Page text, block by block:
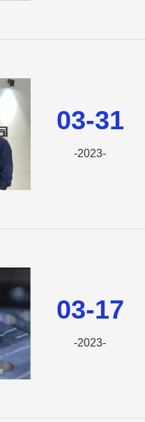
03-31
-2023-
03-17
-2023-